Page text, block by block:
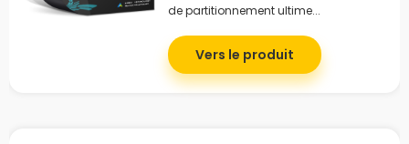
de partitionnement ultime...
Vers le produit